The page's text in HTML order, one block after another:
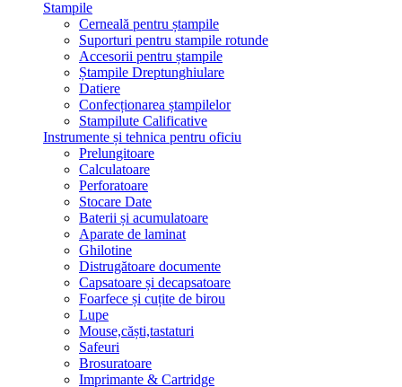
Stampile
Cerneală pentru ștampile
Suporturi pentru stampile rotunde
Accesorii pentru ștampile
Ștampile Dreptunghiulare
Datiere
Confecționarea ștampilelor
Stampilute Calificative
Instrumente și tehnica pentru oficiu
Prelungitoare
Calculatoare
Perforatoare
Stocare Date
Baterii și acumulatoare
Aparate de laminat
Ghilotine
Distrugătoare documente
Capsatoare și decapsatoare
Foarfece și cuțite de birou
Lupe
Mouse,căști,tastaturi
Safeuri
Brosuratoare
Imprimante & Cartridge